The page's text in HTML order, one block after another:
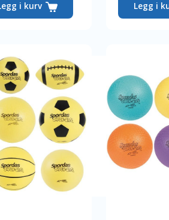
i kurv Legg i